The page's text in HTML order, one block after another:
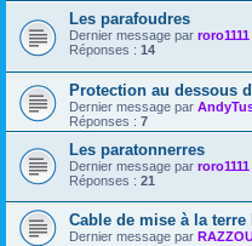
Les parafoudres
Dernier message par roro1111
Réponses : 14
Protection au dessous
Dernier message par
Réponses : 7
Les paratonnerres
Dernier message par roro1111
Réponses : 21
Cable de mise à la terre
Dernier message par